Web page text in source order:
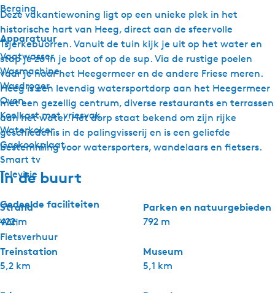
Berging
Apparatuur
Vaatwasser
Wasmachine
Wasdroger
Oven
Koelkast met vriesvak
Waterkoker
Gaskookplaat
Smart tv
Televisie
Gedeelde faciliteiten
Wifi
Fietsverhuur
Deze vakantiewoning ligt op een unieke plek in het
historische hart van Heeg, direct aan de sfeervolle
Tsjerkebuorren. Vanuit de tuin kijk je uit op het water en
stap je zo in je boot of op de sup. Via de rustige poelen
vaar je naar het Heegermeer en de andere Friese meren.
Heeg is een levendig watersportdorp aan het Heegermeer
met een gezellig centrum, diverse restaurants en terrassen
aan het water. Het dorp staat bekend om zijn rijke
geschiedenis in de palingvisserij en is een geliefde
bestemming voor watersporters, wandelaars en fietsers.
In de buurt
Strand
422 m
Parken en natuurgebieden
792 m
Treinstation
5,2 km
Museum
5,1 km